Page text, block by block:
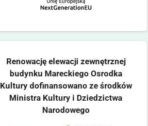
Renowację elewacji zewnętrznej
budynku Mareckiego Osrodka
Kultury dofinansowano ze środków
Ministra Kultury i Dziedzictwa
Narodowego